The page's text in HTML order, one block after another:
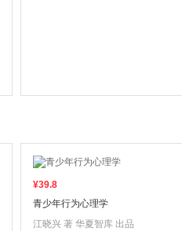
¥39.8
青少年行为心理学
江晓兴 著 华夏智库 出品